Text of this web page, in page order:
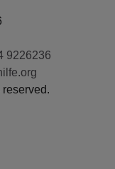
9226236